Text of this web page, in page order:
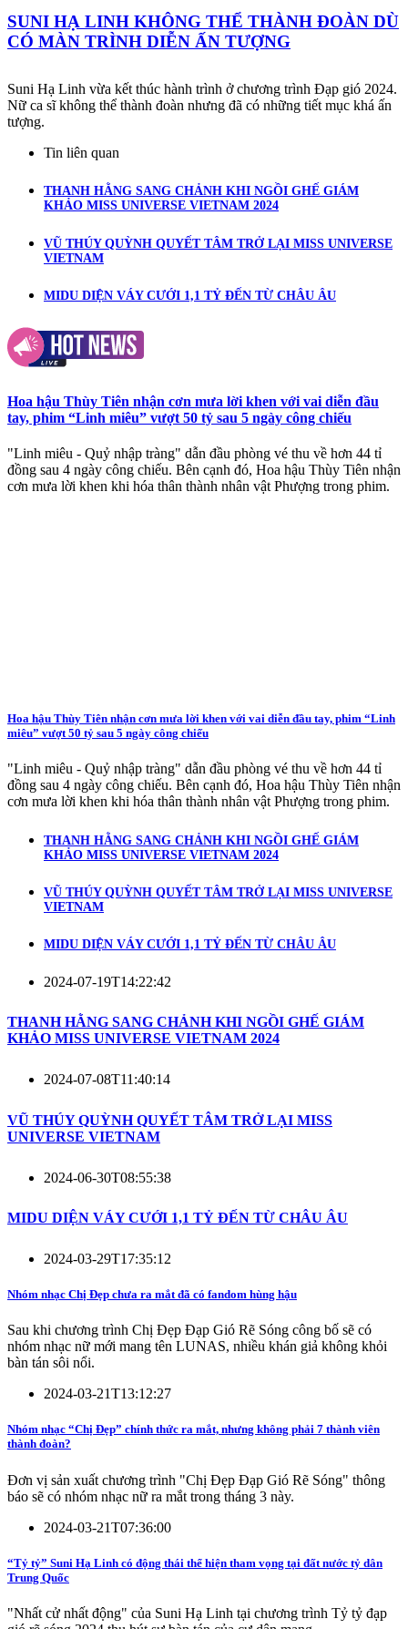
SUNI HẠ LINH KHÔNG THỂ THÀNH ĐOÀN DÙ
CÓ MÀN TRÌNH DIỄN ẤN TƯỢNG
Suni Hạ Linh vừa kết thúc hành trình ở chương trình Đạp gió 2024.
Nữ ca sĩ không thể thành đoàn nhưng đã có những tiết mục khá ấn
tượng.
Tin liên quan
THANH HẰNG SANG CHẢNH KHI NGỒI GHẾ GIÁM
KHẢO MISS UNIVERSE VIETNAM 2024
VŨ THÚY QUỲNH QUYẾT TÂM TRỞ LẠI MISS UNIVERSE
VIETNAM
MIDU DIỆN VÁY CƯỚI 1,1 TỶ ĐẾN TỪ CHÂU ÂU
Hoa hậu Thùy Tiên nhận cơn mưa lời khen với vai diễn đầu
tay, phim “Linh miêu” vượt 50 tỷ sau 5 ngày công chiếu
"Linh miêu - Quỷ nhập tràng" dẫn đầu phòng vé thu về hơn 44 tỉ
đồng sau 4 ngày công chiếu. Bên cạnh đó, Hoa hậu Thùy Tiên nhận
cơn mưa lời khen khi hóa thân thành nhân vật Phượng trong phim.
Hoa hậu Thùy Tiên nhận cơn mưa lời khen với vai diễn đầu tay, phim “Linh
miêu” vượt 50 tỷ sau 5 ngày công chiếu
"Linh miêu - Quỷ nhập tràng" dẫn đầu phòng vé thu về hơn 44 tỉ
đồng sau 4 ngày công chiếu. Bên cạnh đó, Hoa hậu Thùy Tiên nhận
cơn mưa lời khen khi hóa thân thành nhân vật Phượng trong phim.
THANH HẰNG SANG CHẢNH KHI NGỒI GHẾ GIÁM
KHẢO MISS UNIVERSE VIETNAM 2024
VŨ THÚY QUỲNH QUYẾT TÂM TRỞ LẠI MISS UNIVERSE
VIETNAM
MIDU DIỆN VÁY CƯỚI 1,1 TỶ ĐẾN TỪ CHÂU ÂU
2024-07-19T14:22:42
THANH HẰNG SANG CHẢNH KHI NGỒI GHẾ GIÁM
KHẢO MISS UNIVERSE VIETNAM 2024
2024-07-08T11:40:14
VŨ THÚY QUỲNH QUYẾT TÂM TRỞ LẠI MISS
UNIVERSE VIETNAM
2024-06-30T08:55:38
MIDU DIỆN VÁY CƯỚI 1,1 TỶ ĐẾN TỪ CHÂU ÂU
2024-03-29T17:35:12
Nhóm nhạc Chị Đẹp chưa ra mắt đã có fandom hùng hậu
Sau khi chương trình Chị Đẹp Đạp Gió Rẽ Sóng công bố sẽ có
nhóm nhạc nữ mới mang tên LUNAS, nhiều khán giả không khỏi
bàn tán sôi nổi.
2024-03-21T13:12:27
Nhóm nhạc “Chị Đẹp” chính thức ra mắt, nhưng không phải 7 thành viên
thành đoàn?
Đơn vị sản xuất chương trình "Chị Đẹp Đạp Gió Rẽ Sóng" thông
báo sẽ có nhóm nhạc nữ ra mắt trong tháng 3 này.
2024-03-21T07:36:00
“Tỷ tỷ” Suni Hạ Linh có động thái thể hiện tham vọng tại đất nước tỷ dân
Trung Quốc
"Nhất cử nhất động" của Suni Hạ Linh tại chương trình Tỷ tỷ đạp